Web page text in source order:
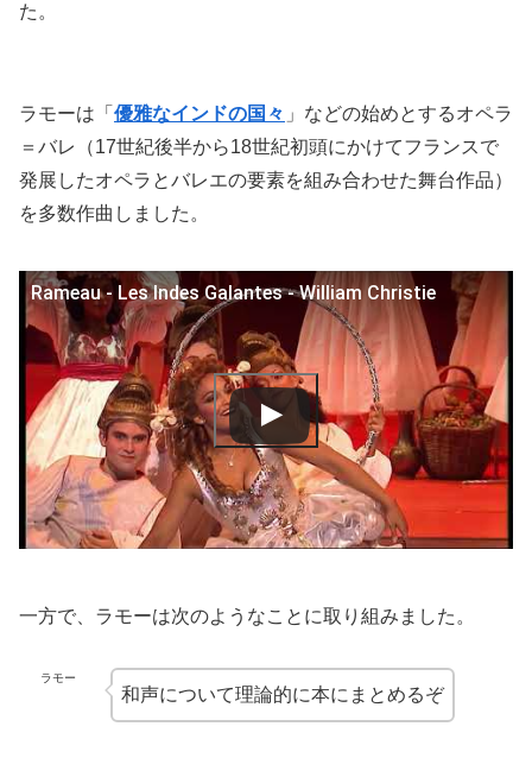
た。
ラモーは「 優雅なインドの国々 」などの始めとするオペラ
＝バレ（17世紀後半から18世紀初頭にかけてフランスで
発展したオペラとバレエの要素を組み合わせた舞台作品）
を多数作曲しました。
Rameau - Les Indes Galantes - William Christie
一方で、ラモーは次のようなことに取り組みました。
ラモー
和声について理論的に本にまとめるぞ